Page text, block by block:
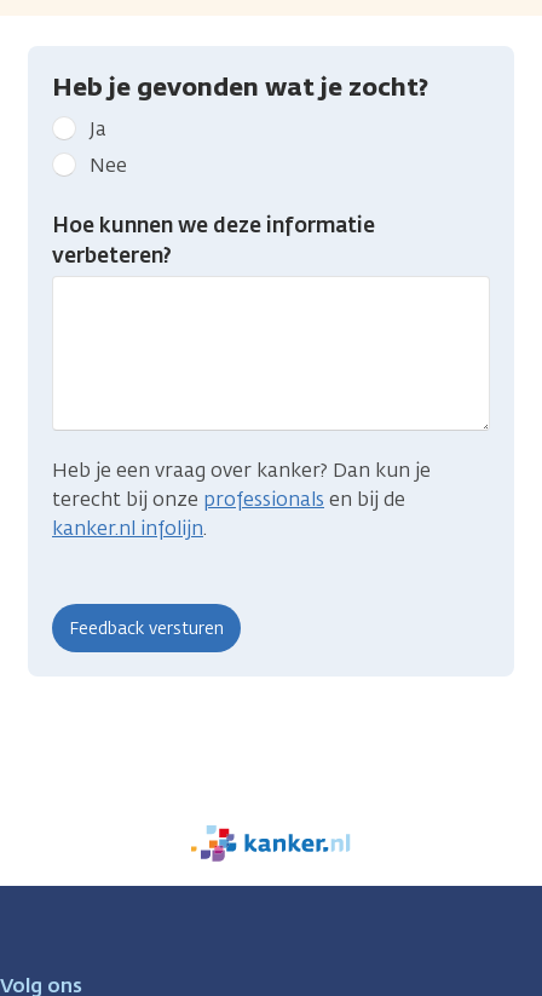
Heb je gevonden wat je zocht?
Geef
kanker.nl
feedback:
Heb
gevonden
Ja
Nee
Hoe kunnen we deze informatie
verbeteren?
Heb je een vraag over kanker? Dan kun je
terecht bij onze professionals en bij de
kanker.nl infolijn.
We
zijn
Volg ons